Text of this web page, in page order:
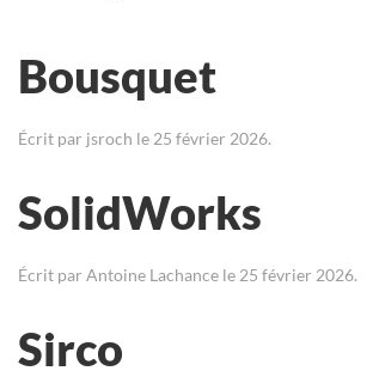
Bousquet
Écrit par jsroch le 25 février 2026.
SolidWorks
Écrit par Antoine Lachance le 25 février 2026.
Sirco